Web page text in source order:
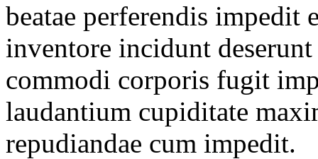
beatae perferendis impedit
inventore incidunt
commodi corporis fugit
laudantium cupiditate
repudiandae cum impedit.